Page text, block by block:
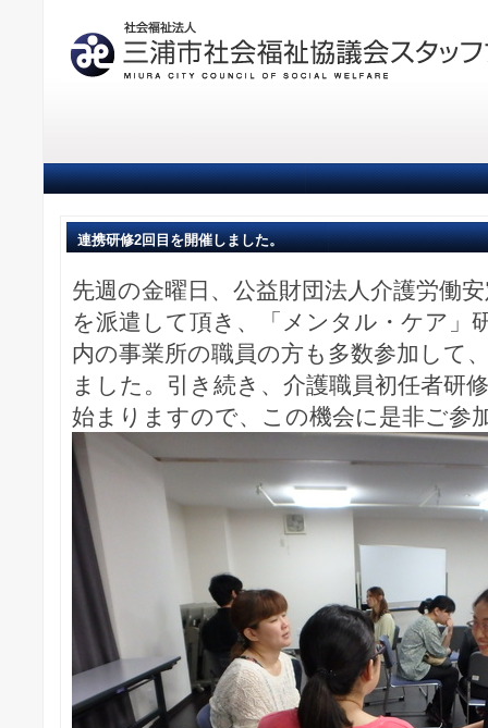
連携研修2回目を開催しました。
先週の金曜日、公益財団法人介護労働
を派遣して頂き、「メンタル・ケア」
内の事業所の職員の方も多数参加して
ました。引き続き、介護職員初任者研
始まりますので、この機会に是非ご参